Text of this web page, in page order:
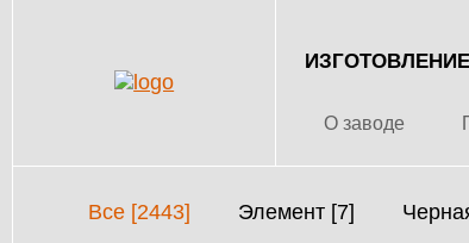
ИЗГОТОВЛЕНИЕ
О заводе
Все [2443] Элемент [7]